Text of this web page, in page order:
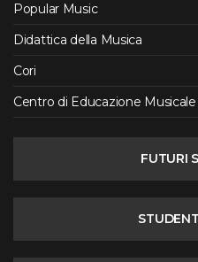
Popular Music
Didattica della Musica
Cori
Centro di Educazione Musicale
FUTURI